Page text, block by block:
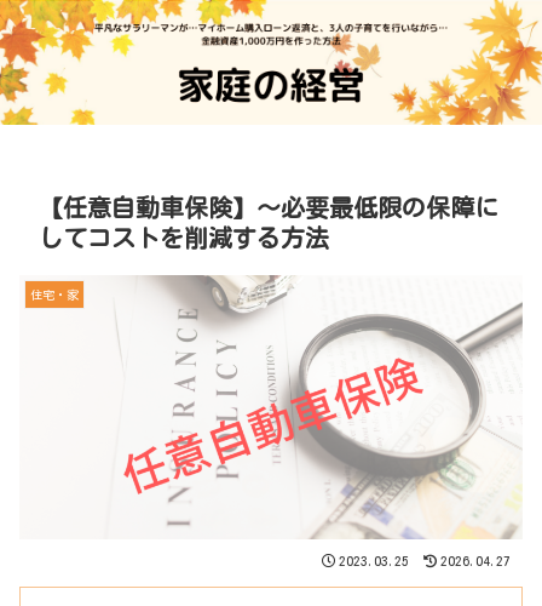
【任意自動車保険】～必要最低限の保障に
してコストを削減する方法
住宅・家
2023.03.25 2026.04.27